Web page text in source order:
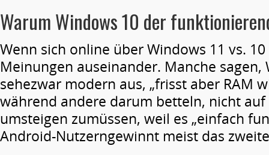
WarumWindows 10 der
Wenn sich online über Windows 11 vs.
Meinungen auseinander. Manche sagen,
sehezwar modern aus, „frisst aber RAM
während andere darum betteln, nicht auf
umsteigen zumüssen, weil es „einfach
Android-Nutzerngewinnt meist das